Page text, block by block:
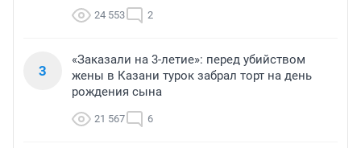
24 553 2
3
«Заказали на 3-летие»: перед убийством
жены в Казани турок забрал торт на день
рождения сына
21 567 6